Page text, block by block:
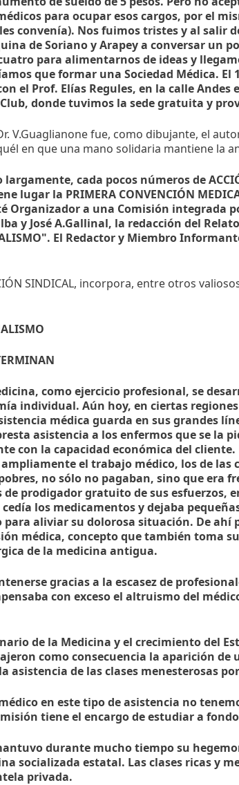
para ocupar esos cargos, por el
convenía). Nos fuimos tristes y al salir
de Soriano y Arapey a conversar un
para alimentarnos de ideas y
que formar una Sociedad Médica. El
el Prof. Elías Regules, en la calle Andes
donde tuvimos la sede gratuita y
V.Guaglianone fue, como dibujante, el
en que una mano solidaria mantiene la
cada pocos números de
lugar la PRIMERA CONVENCIÓN
Organizador a una Comisión integrada
y José A.Gallinal, la redacción del
El Redactor y Miembro
SINDICAL, incorpora, entre otros
como ejercicio profesional, se
individual. Aún hoy, en ciertas
médica guarda en sus grandes
asistencia a los enfermos que se la
con la capacidad económica del
el trabajo médico, los de las
no sólo no pagaban, sino que era
prodigador gratuito de sus esfuerzos,
los medicamentos y dejaba
aliviar su dolorosa situación. De ahí
médica, concepto que también toma
de la medicina antigua.
gracias a la escasez de
con exceso el altruismo del
de la Medicina y el crecimiento del
como consecuencia la aparición de
asistencia de las clases menesterosas
en este tipo de asistencia no
tiene el encargo de estudiar a
durante mucho tiempo su
socializada estatal. Las clases ricas y
privada.